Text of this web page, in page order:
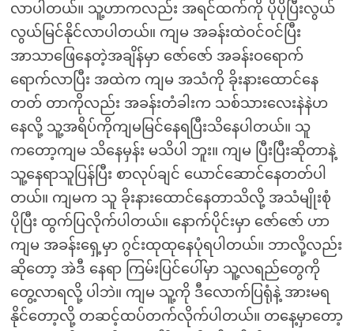
လာပါတယ်။ သူ့ဟာကလည်း အရင်ထက်ကို ပိုပိုပြီးလွယ်
လွယ်မြင်နိုင်လာပါတယ်။ ကျမ အခန်းထဲဝင်ဝင်ပြီး
အာသာဖြေနေတဲ့အချိန်မှာ ဇော်ဇော် အခန်းဝရောက်
ရောက်လာပြီး အထဲက ကျမ အသံကို ခိုးနားထောင်နေ
တတ် တာကိုလည်း အခန်းတံခါးက သစ်သားလေးနဲနဲဟ
နေလို့ သူ့အရိပ်ကိုကျမမြင်နေရပြီးသိနေပါတယ်။ သူ
ကတော့ကျမ သိနေမှန်း မသိပါ ဘူး။ ကျမ ပြီးပြီးဆိုတာနဲ့
သူ့နေရာသူပြန်ပြီး စာလုပ်ချင် ယောင်ဆောင်နေတတ်ပါ
တယ်။ ကျမက သူ ခိုးနားထောင်နေတာသိလို့ အသံမျိုးစုံ
ပိုပြီး ထွက်ပြလိုက်ပါတယ်။ နောက်ပိုင်းမှာ ဇော်ဇော် ဟာ
ကျမ အခန်းရှေ့မှာ ဂွင်းထုထုနေပုံရပါတယ်။ ဘာလို့လည်း
ဆိုတော့ အဲဒီ နေရာ ကြမ်းပြင်ပေါ်မှာ သူ့လရည်တွေကို
တွေ့လာရလို့ ပါဘဲ။ ကျမ သူ့ကို ဒီလောက်ပြရုံနဲ့ အားမရ
နိုင်တော့လို့ တဆင့်ထပ်တက်လိုက်ပါတယ်။ တနေ့မှာတော့